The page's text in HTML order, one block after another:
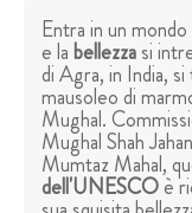
Entra in un mondo
e labellezzasi
di Agra, in India,
mausoleo di
Mughal.
Mughal Shah
Mumtaz Mahal,
dell'UNESCOè